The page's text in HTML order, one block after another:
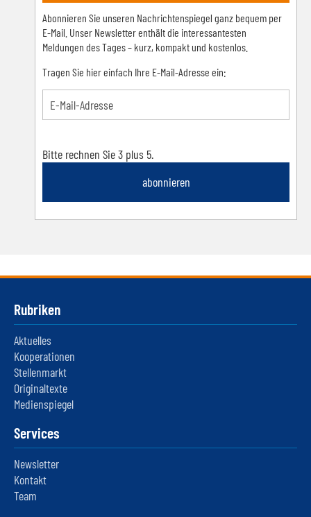
Abonnieren Sie unseren Nachrichtenspiegel ganz bequem per
E-Mail. Unser Newsletter enthält die interessantesten
Meldungen des Tages – kurz, kompakt und kostenlos.
Tragen Sie hier einfach Ihre E-Mail-Adresse ein:
Bitte rechnen Sie 3 plus 5.
abonnieren
Rubriken
Aktuelles
Kooperationen
Stellenmarkt
Originaltexte
Medienspiegel
Services
Newsletter
Kontakt
Team